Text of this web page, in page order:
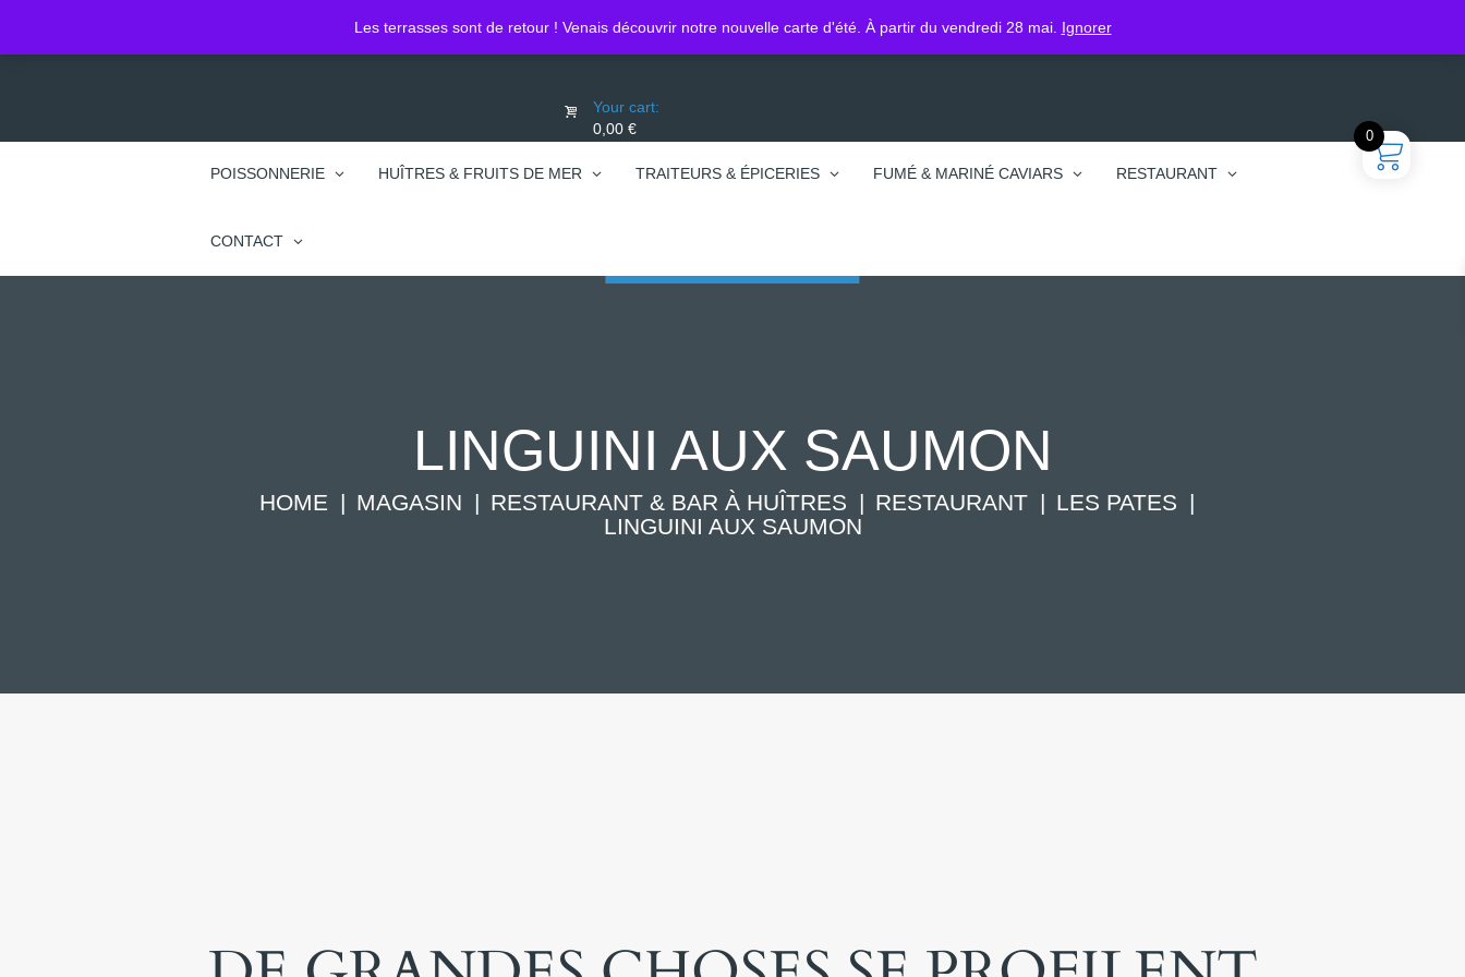
Les terrasses sont de retour ! Venais découvrir notre nouvelle carte d'été. À partir du vendredi 28 mai. Ignorer
2 Pl. Jean Jacques Rousseau
0450740095
Your cart:
0,00 €
POISSONNERIE HUÎTRES & FRUITS DE MER TRAITEURS & ÉPICERIES FUMÉ & MARINÉ CAVIARS RESTAURANT
CONTACT
LINGUINI AUX SAUMON
HOME MAGASIN RESTAURANT & BAR À HUÎTRES RESTAURANT
LES PATES
LINGUINI AUX SAUMON
0